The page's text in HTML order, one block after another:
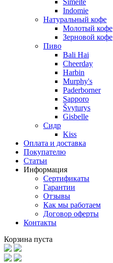
Simeite
Indomie
Натуральный кофе
Молотый кофе
Зерновой кофе
Пиво
Bali Hai
Cheerday
Harbin
Murphy's
Paderborner
Sapporo
Švyturys
Gisbelle
Сидр
Kiss
Оплата и доставка
Покупателю
Статьи
Информация
Сертификаты
Гарантии
Отзывы
Как мы работаем
Договор оферты
Контакты
Корзина пуста